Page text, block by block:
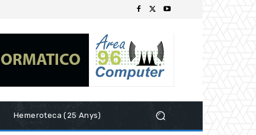
Hemeroteca (25 Anys)